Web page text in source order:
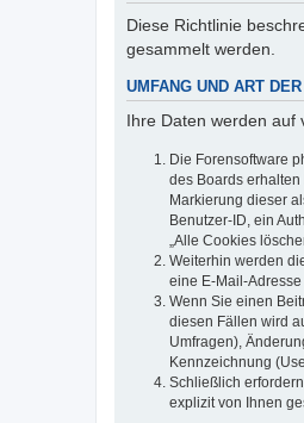
Diese Richtlinie
gesammelt werden.
UMFANG UND ART
Ihre Daten werden auf
Die Forensoftware
des Boards
Markierung dieser
Benutzer-ID, ein
„Alle Cookies
Weiterhin werden
eine E-Mail-
Wenn Sie einen
diesen Fällen wird
Umfragen),
Kennzeichnung
Schließlich
explizit von Ihnen